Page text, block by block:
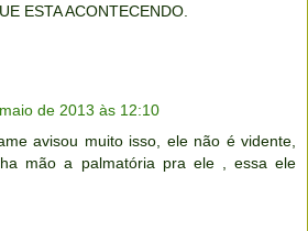
ESTA ACONTECENDO.
de 2013 às 12:10
avisou muito isso, ele não é vidente,
mão a palmatória pra ele , essa ele